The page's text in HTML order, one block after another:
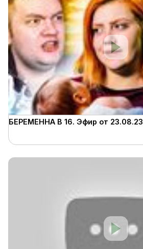
БЕРЕМЕННА В 16. Эфир от 23.08.23